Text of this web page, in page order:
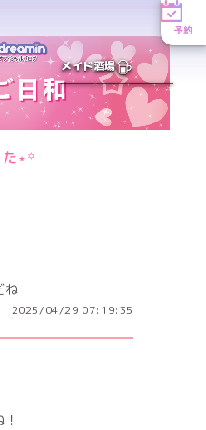
予約
メイド酒場
⋆꙳
ね
2025/04/29 07:19:35